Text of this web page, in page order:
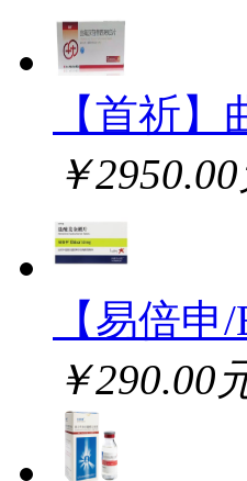
【首祈
￥
【易倍
￥290.00